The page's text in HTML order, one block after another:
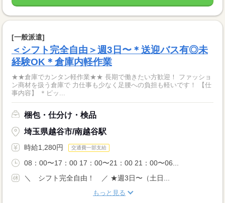
[一般派遣]
＜シフト完全自由＞週3日〜＊送迎バス有◎未
経験OK＊倉庫内軽作業
★★倉庫でカンタン軽作業★★ 長期で働きたい方歓迎！ ファッショ
ン商材を扱う倉庫で 力仕事も少なく足腰への負担も軽いです！ 【仕
事内容】 ＊ピッ...
梱包・仕分け・検品
埼玉県越谷市/南越谷駅
時給1,280円 交通費一部支給
08：00〜17：00 17：00〜21：00 21：00〜06...
＼ シフト完全自由！ ／ ★週3日〜（土日...
もっと見る